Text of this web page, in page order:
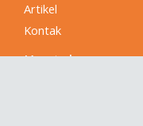
Artikel
Kontak
Kontak